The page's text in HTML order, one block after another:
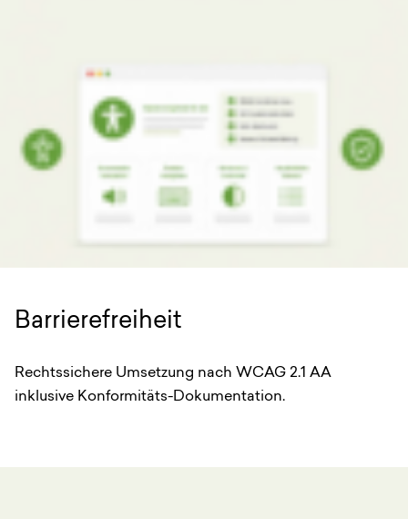
Barrierefreiheit
Rechtssichere Umsetzung nach WCAG 2.1 AA
inklusive Konformitäts-Dokumentation.